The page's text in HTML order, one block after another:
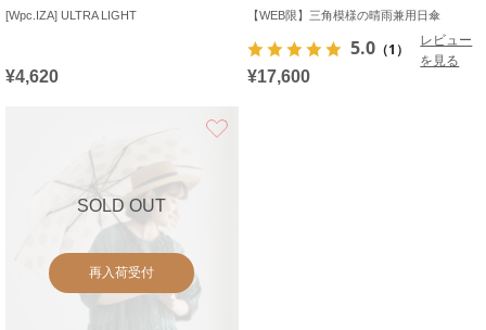
[Wpc.IZA] ULTRA LIGHT
¥4,620
【WEB限】三角模様の晴雨兼用日傘
5.0 （1）
レビュー
を見る
¥17,600
SOLD OUT
再入荷受付